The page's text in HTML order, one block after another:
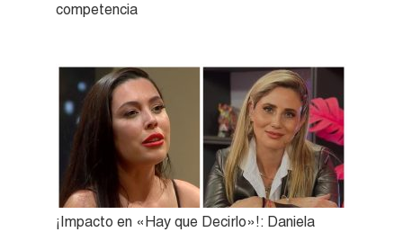
competencia
¡Impacto en «Hay que Decirlo»!: Daniela